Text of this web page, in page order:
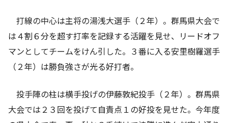
打線の中心は主将の湯浅大選手（２年）。群馬県大会で
は４割６分を超す打率を記録する活躍を見せ、リードオフ
マンとしてチームをけん引した。３番に入る安里樹羅選手
（２年）は勝負強さが光る好打者。
投手陣の柱は横手投げの伊藤敦紀投手（２年）。群馬県
大会では２３回を投げて自責点１の好投を見せた。今年度